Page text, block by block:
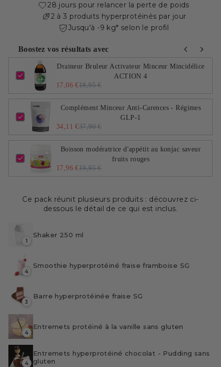
28 jours pour relancer la perte de poids
2 à 3 produits hyperprotéinés par jour
Jusqu'à -9 kg* selon le profil
Boostez vos résultats avec
Use the Previous and Next buttons to navigate
Draineur Bruleur Activateur Minceur Mincidélice
ACTION 4
17,06 €18,95 €
Complément Minceur Anti-Carences - Régimes
GLP-1
34,11 €37,90 €
Boisson modératrice d'appétit au konjac saveur
fruits rouges
17,96 €19,95 €
Ce pack réunit plusieurs produits : découvrez ci-
dessous le détail de ce qui est inclus.
1
Shaker 250 ml
4
Smoothie hyperprotéiné fraise framboise SG
3
Barre hyperprotéinée fraise SG
4
Entremets protéiné à la vanille sans gluten
4
Entremets hyperprotéiné chocolat - Pudding sans
gluten